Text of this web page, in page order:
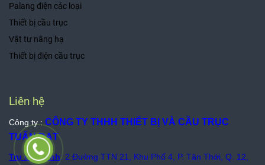
Palang điện các loại
Thiết bị cầu trục
Vật tư nâng hạ
Thiết bị điện cầu trục
Liên hệ
Công ty : CÔNG TY THHH THIẾT BỊ VÀ CẦU TRỤC
TUẤN ĐẠT
Trụ sở chính: 2 Đường TTN 21, Khu Phố 4, P. Tân Thới, Q. 12,